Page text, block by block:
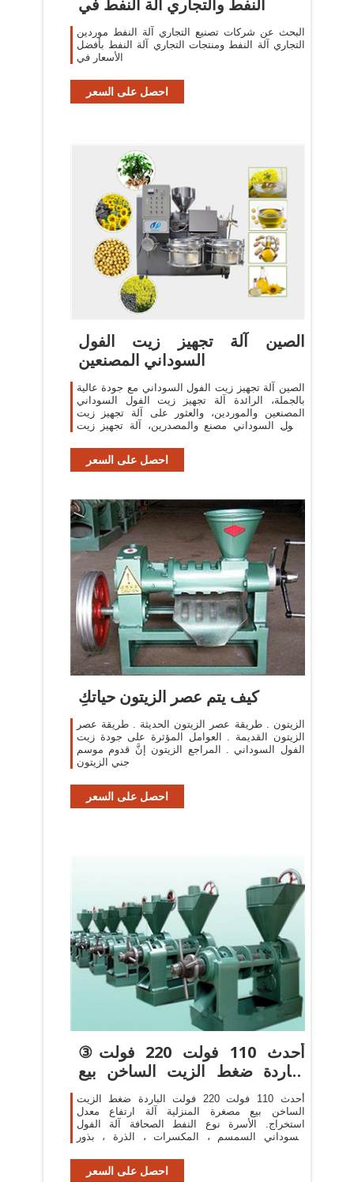
النفط والتجاري آلة النفط في
البحث عن شركات تصنيع التجاري آلة النفط موردين
التجاري آلة النفط ومنتجات التجاري آلة النفط بأفضل
الأسعار في
احصل على السعر
الصين آلة تجهيز زيت الفول
السوداني المصنعين
الصين آلة تجهيز زيت الفول السوداني مع جودة عالية
بالجملة، الرائدة آلة تجهيز زيت الفول السوداني
المصنعين والموردين، والعثور على آلة تجهيز زيت
الفول السوداني مصنع والمصدرين، آلة تجهيز زيت
احصل على السعر
كيف يتم عصر الزيتون حياتكِ
الزيتون . طريقة عصر الزيتون الحديثة . طريقة عصر
الزيتون القديمة . العوامل المؤثرة على جودة زيت
الفول السوداني . المراجع الزيتون إنَّ قدوم موسم
جني الزيتون
احصل على السعر
③أحدث 110 فولت 220 فولت
الباردة ضغط الزيت الساخن بيع
مصغرة
أحدث 110 فولت 220 فولت الباردة ضغط الزيت
الساخن بيع مصغرة المنزلية آلة ارتفاع معدل
استخراج. الأسرة نوع النفط الصحافة آلة الفول
السوداني السمسم ، المكسرات ، الذرة ، بذور
احصل على السعر